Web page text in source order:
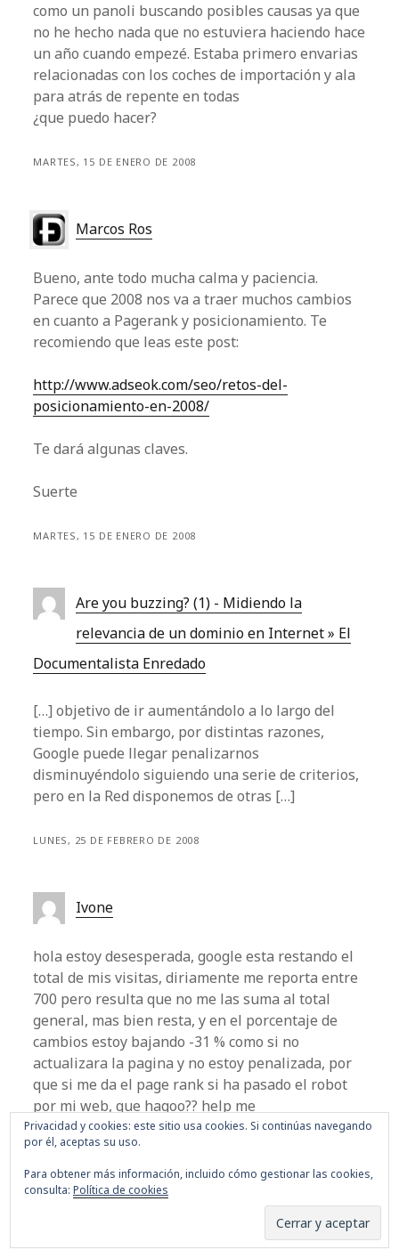
como un panoli buscando posibles causas ya que
no he hecho nada que no estuviera haciendo hace
un año cuando empezé. Estaba primero envarias
relacionadas con los coches de importación y ala
para atrás de repente en todas
¿que puedo hacer?
MARTES, 15 DE ENERO DE 2008
Marcos Ros
Bueno, ante todo mucha calma y paciencia.
Parece que 2008 nos va a traer muchos cambios
en cuanto a Pagerank y posicionamiento. Te
recomiendo que leas este post:
http://www.adseok.com/seo/retos-del-
posicionamiento-en-2008/
Te dará algunas claves.
Suerte
MARTES, 15 DE ENERO DE 2008
Are you buzzing? (1) - Midiendo la
relevancia de un dominio en Internet » El
Documentalista Enredado
[…] objetivo de ir aumentándolo a lo largo del
tiempo. Sin embargo, por distintas razones,
Google puede llegar penalizarnos
disminuyéndolo siguiendo una serie de criterios,
pero en la Red disponemos de otras […]
LUNES, 25 DE FEBRERO DE 2008
Ivone
hola estoy desesperada, google esta restando el
total de mis visitas, diriamente me reporta entre
700 pero resulta que no me las suma al total
general, mas bien resta, y en el porcentaje de
cambios estoy bajando -31 % como si no
actualizara la pagina y no estoy penalizada, por
que si me da el page rank si ha pasado el robot
por mi web, que hagoo?? help me
MIÉRCOLES, 4 DE MARZO DE 2009
Privacidad y cookies: este sitio usa cookies. Si continúas navegando
por él, aceptas su uso.
Para obtener más información, incluido cómo gestionar las cookies,
consulta: Política de cookies